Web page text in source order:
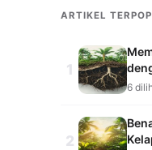
ARTIKEL
1
6
2